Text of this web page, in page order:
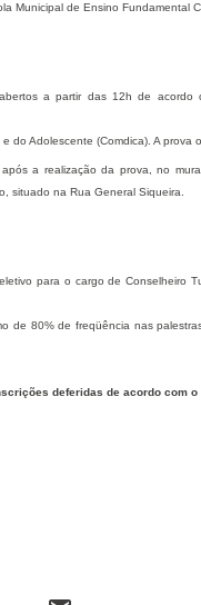
Municipal de Ensino Fundamental
a partir das 12h de acordo
do Adolescente (Comdica). A
a realização da prova, no
situado na Rua General Siqueira.
para o cargo de Conselheiro
de 80% de freqüência nas
deferidas de acordo com o